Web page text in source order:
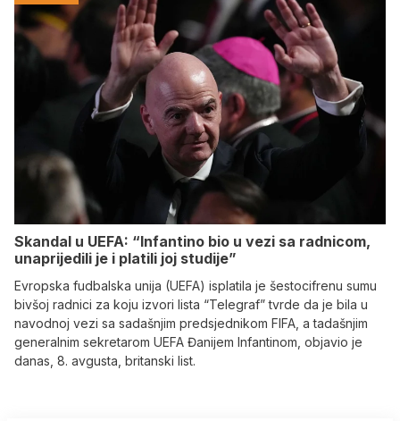
Skandal u UEFA: “Infantino bio u vezi sa radnicom,
unaprijedili je i platili joj studije”
Evropska fudbalska unija (UEFA) isplatila je šestocifrenu sumu
bivšoj radnici za koju izvori lista “Telegraf” tvrde da je bila u
navodnoj vezi sa sadašnjim predsjednikom FIFA, a tadašnjim
generalnim sekretarom UEFA Đanijem Infantinom, objavio je
danas, 8. avgusta, britanski list.